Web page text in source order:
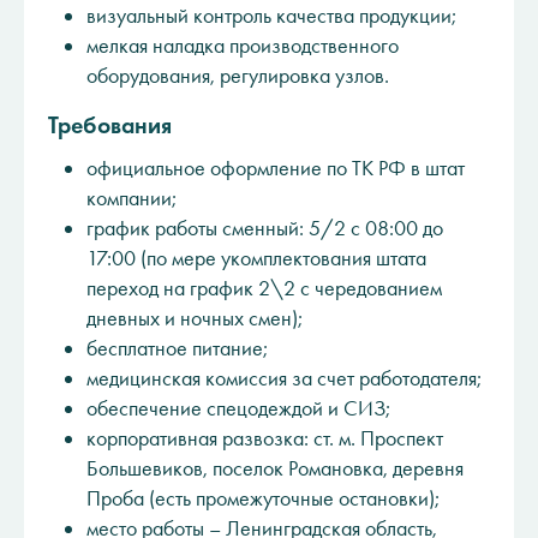
визуальный контроль качества продукции;
мелкая наладка производственного
оборудования, регулировка узлов.
Требования
официальное оформление по ТК РФ в штат
компании;
график работы сменный: 5/2 с 08:00 до
17:00 (по мере укомплектования штата
переход на график 2\2 с чередованием
дневных и ночных смен);
бесплатное питание;
медицинская комиссия за счет работодателя;
обеспечение спецодеждой и СИЗ;
корпоративная развозка: ст. м. Проспект
Большевиков, поселок Романовка, деревня
Проба (есть промежуточные остановки);
место работы – Ленинградская область,